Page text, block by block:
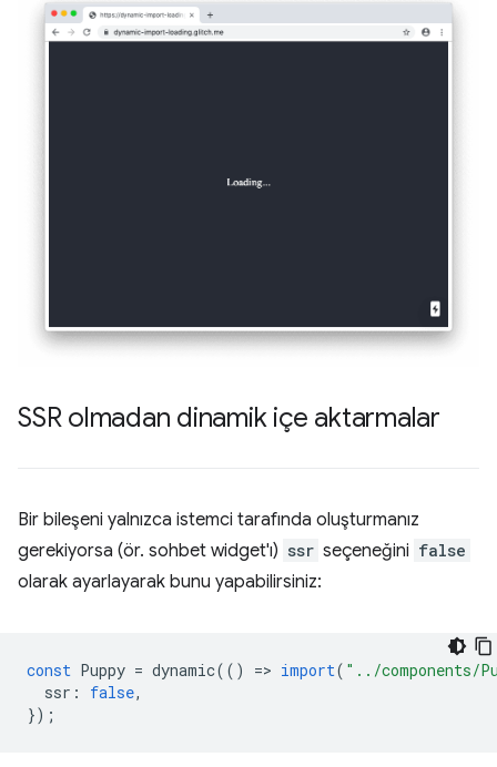
SSR olmadan dinamik içe aktarmalar
Bir bileşeni yalnızca istemci tarafında oluşturmanız
gerekiyorsa (ör. sohbet widget'ı) ssr seçeneğini false
olarak ayarlayarak bunu yapabilirsiniz:
const Puppy = dynamic(() => import( "../components/
ssr : false,
});